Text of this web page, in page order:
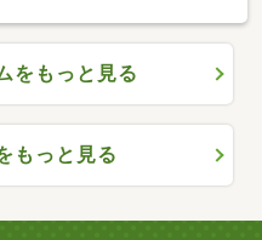
をもっと見る
もっと見る